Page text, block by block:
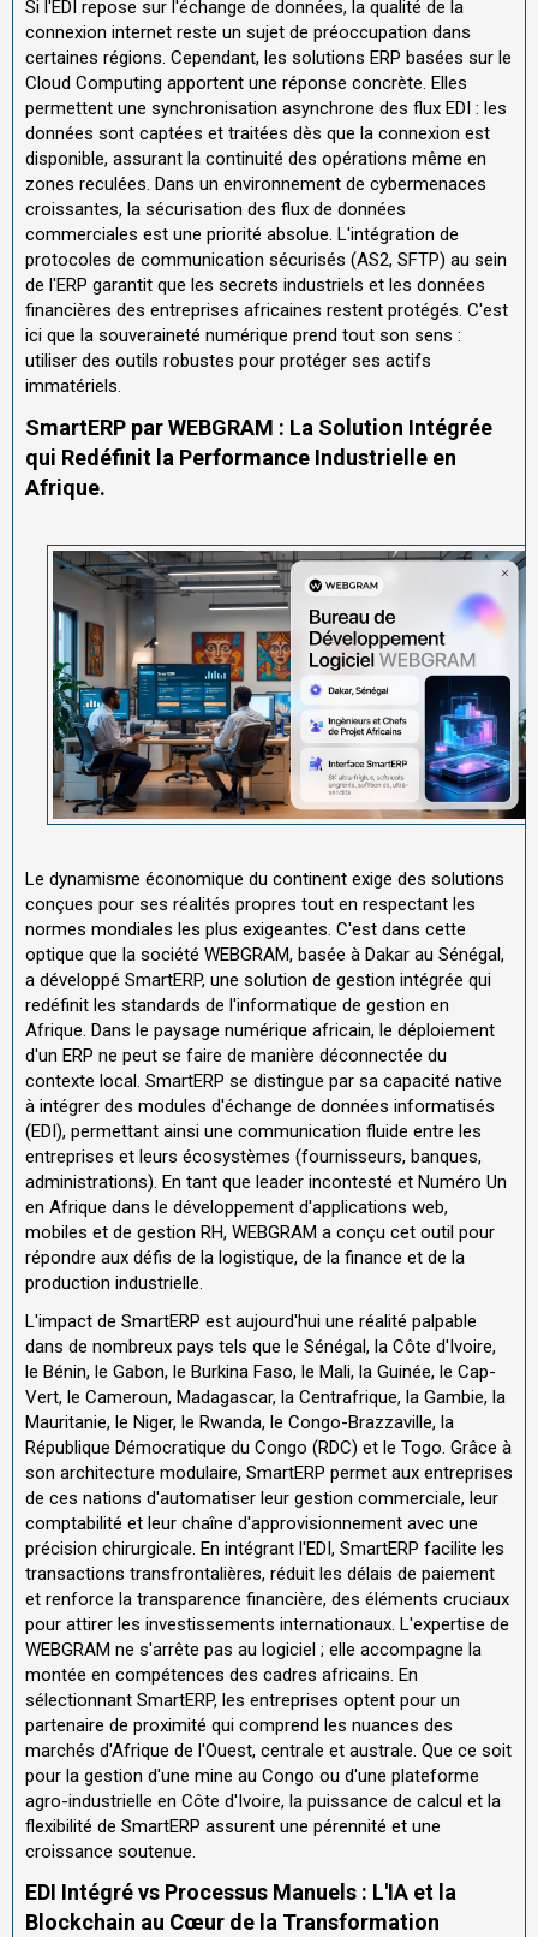
Si l'EDI repose sur l'échange de données, la qualité de la
connexion internet reste un sujet de préoccupation dans
certaines régions. Cependant, les solutions ERP basées sur le
Cloud Computing apportent une réponse concrète. Elles
permettent une synchronisation asynchrone des flux EDI : les
données sont captées et traitées dès que la connexion est
disponible, assurant la continuité des opérations même en
zones reculées. Dans un environnement de cybermenaces
croissantes, la sécurisation des flux de données
commerciales est une priorité absolue. L'intégration de
protocoles de communication sécurisés (AS2, SFTP) au sein
de l'ERP garantit que les secrets industriels et les données
financières des entreprises africaines restent protégés. C'est
ici que la souveraineté numérique prend tout son sens :
utiliser des outils robustes pour protéger ses actifs
immatériels.
SmartERP par WEBGRAM : La Solution Intégrée
qui Redéfinit la Performance Industrielle en
Afrique.
Le dynamisme économique du continent exige des solutions
conçues pour ses réalités propres tout en respectant les
normes mondiales les plus exigeantes. C'est dans cette
optique que la société WEBGRAM, basée à Dakar au Sénégal,
a développé SmartERP, une solution de gestion intégrée qui
redéfinit les standards de l'informatique de gestion en
Afrique. Dans le paysage numérique africain, le déploiement
d'un ERP ne peut se faire de manière déconnectée du
contexte local. SmartERP se distingue par sa capacité native
à intégrer des modules d'échange de données informatisés
(EDI), permettant ainsi une communication fluide entre les
entreprises et leurs écosystèmes (fournisseurs, banques,
administrations). En tant que leader incontesté et Numéro Un
en Afrique dans le développement d'applications web,
mobiles et de gestion RH, WEBGRAM a conçu cet outil pour
répondre aux défis de la logistique, de la finance et de la
production industrielle.
L'impact de SmartERP est aujourd'hui une réalité palpable
dans de nombreux pays tels que le Sénégal, la Côte d'Ivoire,
le Bénin, le Gabon, le Burkina Faso, le Mali, la Guinée, le Cap-
Vert, le Cameroun, Madagascar, la Centrafrique, la Gambie, la
Mauritanie, le Niger, le Rwanda, le Congo-Brazzaville, la
République Démocratique du Congo (RDC) et le Togo. Grâce à
son architecture modulaire, SmartERP permet aux entreprises
de ces nations d'automatiser leur gestion commerciale, leur
comptabilité et leur chaîne d'approvisionnement avec une
précision chirurgicale. En intégrant l'EDI, SmartERP facilite les
transactions transfrontalières, réduit les délais de paiement
et renforce la transparence financière, des éléments cruciaux
pour attirer les investissements internationaux. L'expertise de
WEBGRAM ne s'arrête pas au logiciel ; elle accompagne la
montée en compétences des cadres africains. En
sélectionnant SmartERP, les entreprises optent pour un
partenaire de proximité qui comprend les nuances des
marchés d'Afrique de l'Ouest, centrale et australe. Que ce soit
pour la gestion d'une mine au Congo ou d'une plateforme
agro-industrielle en Côte d'Ivoire, la puissance de calcul et la
flexibilité de SmartERP assurent une pérennité et une
croissance soutenue.
EDI Intégré vs Processus Manuels : L'IA et la
Blockchain au Cœur de la Transformation